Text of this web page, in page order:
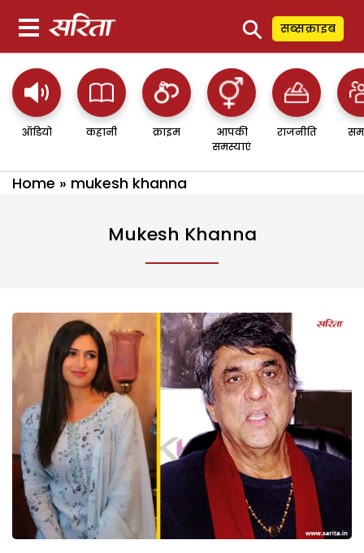
⚲ सब्सक्राइब
ऑडियो कहानी क्राइम
आपकी
समस्याएं
राजनीति
Home » mukesh khanna
Mukesh Khanna